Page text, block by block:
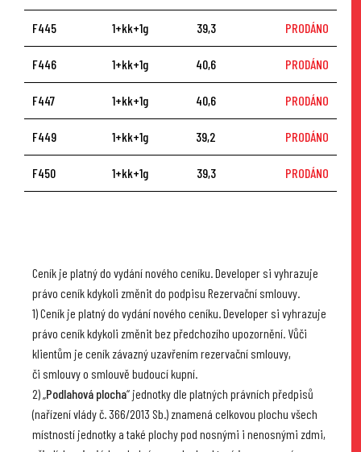
F445 1+kk+1g 39,3 PRODÁNO
F446 1+kk+1g 40,6 PRODÁNO
F447 1+kk+1g 40,6 PRODÁNO
F449 1+kk+1g 39,2 PRODÁNO
F450 1+kk+1g 39,3 PRODÁNO
Ceník je platný do vydání nového ceníku. Developer si vyhrazuje
právo ceník kdykoli změnit do podpisu Rezervační smlouvy.
1) Ceník je platný do vydání nového ceníku. Developer si vyhrazuje
právo ceník kdykoli změnit bez předchozího upozornění. Vůči
klientům je ceník závazný uzavřením rezervační smlouvy,
či smlouvy o smlouvě budoucí kupní.
2) „Podlahová plocha“ jednotky dle platných právních předpisů
(nařízení vlády č. 366/2013 Sb.) znamená celkovou plochu všech
místností jednotky a také plochy pod nosnými i nenosnými zdmi,